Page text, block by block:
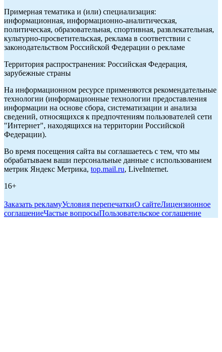
Примерная тематика и (или) специализация:
информационная, информационно-аналитическая,
политическая, образовательная, спортивная, развлекательная,
культурно-просветительская, реклама в соответствии с
законодательством Российской Федерации о рекламе
Территория распространения: Российская Федерация,
зарубежные страны
На информационном ресурсе применяются рекомендательные
технологии (информационные технологии предоставления
информации на основе сбора, систематизации и анализа
сведений, относящихся к предпочтениям пользователей сети
"Интернет", находящихся на территории Российской
Федерации).
Во время посещения сайта вы соглашаетесь с тем, что мы
обрабатываем ваши персональные данные с использованием
метрик Яндекс Метрика, top.mail.ru, LiveInternet.
16+
Заказать рекламуУсловия перепечаткиО сайтеЛицензионное
соглашениеЧастые вопросыПользовательское соглашение